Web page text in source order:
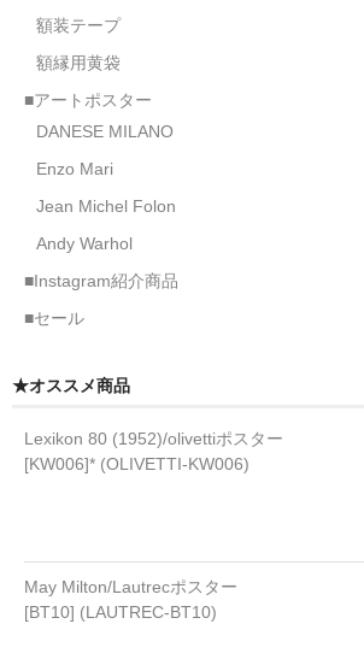
額装テープ
額縁用黄袋
■アートポスター
DANESE MILANO
Enzo Mari
Jean Michel Folon
Andy Warhol
■Instagram紹介商品
■セール
★オススメ商品
Lexikon 80 (1952)/olivettiポスター
[KW006]* (OLIVETTI-KW006)
May Milton/Lautrecポスター
[BT10] (LAUTREC-BT10)